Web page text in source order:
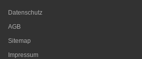
Datenschutz
AGB
Sitemap
Impressum